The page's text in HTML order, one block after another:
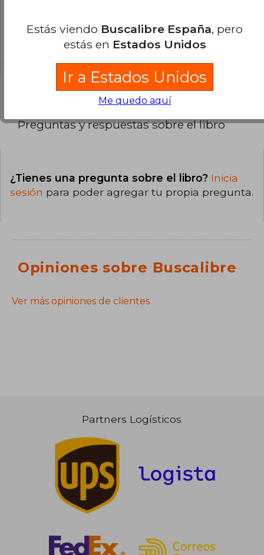
La encuadernación de esta edición es Tapa
Preguntas y respuestas sobre el libro
¿Tienes una pregunta sobre el libro? Inicia
sesión para poder agregar tu propia pregunta.
Opiniones sobre Buscalibre
Ver más opiniones de clientes
Partners Logísticos
Estás viendo Buscalibre España, pero
estás en Estados Unidos
Ir a Estados Unidos
Me quedo aquí